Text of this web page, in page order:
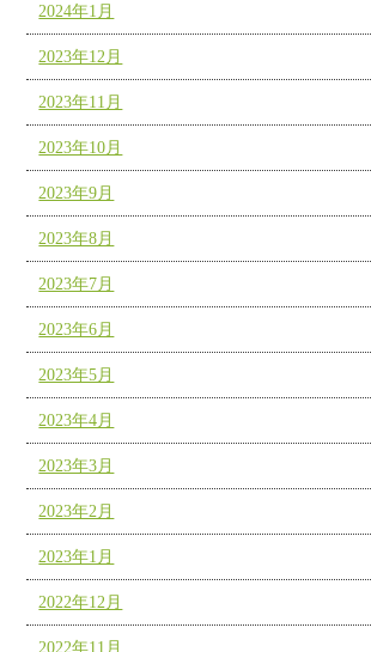
2024年1月
2023年12月
2023年11月
2023年10月
2023年9月
2023年8月
2023年7月
2023年6月
2023年5月
2023年4月
2023年3月
2023年2月
2023年1月
2022年12月
2022年11月